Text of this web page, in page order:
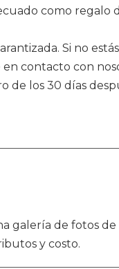
como regalo
Si no
contacto con
de los 30 días
galería de fotos de
y costo.